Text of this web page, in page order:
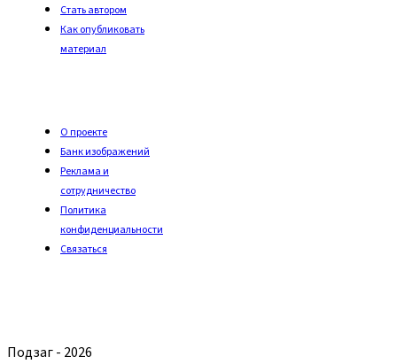
Стать автором
Как опубликовать
материал
О проекте
Банк изображений
Реклама и
сотрудничество
Политика
конфиденциальности
Связаться
Подзаг - 2026